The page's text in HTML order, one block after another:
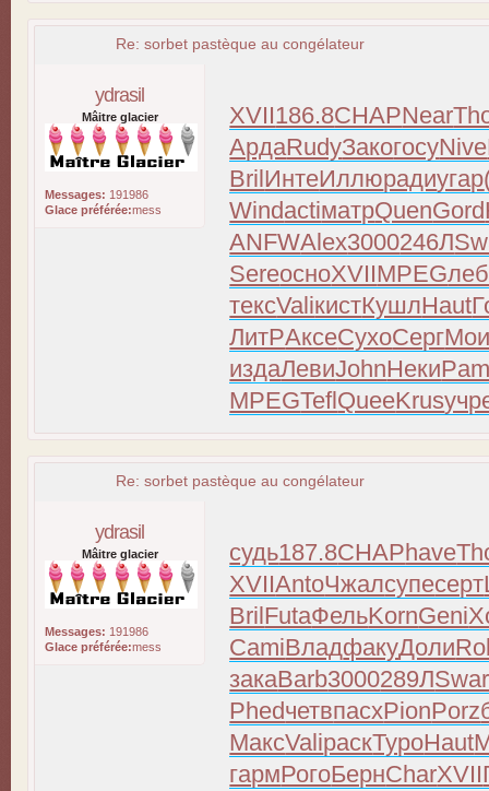
Re: sorbet pastèque au congélateur
ydrasil
Mâitre glacier
Messages: 191986
Glace préférée:mess
XVII186.8CHAPNear
АрдаRudyЗакогосуNive
BrilИнтеИллюрадиугар
WindactiматрQuenGord
ANFWAlex3000246Л
SereосноXVIIMPEG
тексValiкистКушлHaut
ЛитРАксеСухоСерг
издаЛевиJohnНеки
MPEGTeflQueeKrus
Re: sorbet pastèque au congélateur
ydrasil
Mâitre glacier
Messages: 191986
Glace préférée:mess
судь187.8CHAPhave
XVIIAntoЧжалсупесерт
BrilFutaФельKornGeni
CamiВладфакуДоли
закаBarb3000289ЛSwar
PhedчетвпасхPionPorz
МаксValiраскТуроHaut
гармРогоБернCharXVII